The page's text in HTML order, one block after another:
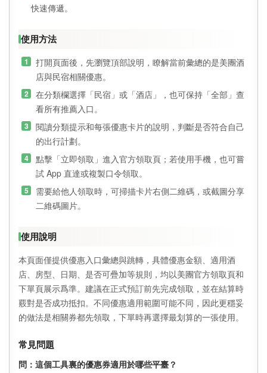
快速傳遞。
使用方法
打開頁面後，先瀏覽頂部說明，瞭解當前彙總的是美團酒
店與民宿相關優惠。
在分類欄選擇「民宿」或「酒店」，也可保持「全部」查
看所有推薦入口。
閱讀分類提示和每張優惠卡片的說明，判斷是否符合自己
的出行計劃。
點擊「立即領取」進入官方領取頁；若使用手機，也可嘗
試 App 直達或複製口令領取。
需要給他人領取時，可掃描卡片右側二維碼，或截圖分享
二維碼圖片。
使用說明
本頁面僅提供優惠入口彙總與跳轉，具體優惠金額、適用酒
店、房型、日期、是否可疊加等規則，均以美團官方領取頁和
下單頁展示爲準。建議在正式預訂前先完成領取，並在結算時
覈對是否成功抵扣。不同優惠適用範圍可能不同，因此更穩妥
的做法是相關券都先領取，下單時再選擇最划算的一張使用。
常見問題
問：這個工具裏的優惠券適用於哪些平臺？